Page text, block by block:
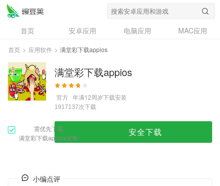
首页 安卓应用 电脑应用
MAC应用
资讯
专题
问答
首页 > 应用软件 > 满堂彩下载appios
满堂彩下载appios
官方 年满12周岁下载安装
1917137次下载
需优先下载
满堂彩下载appios安装
安全下载
小编点评